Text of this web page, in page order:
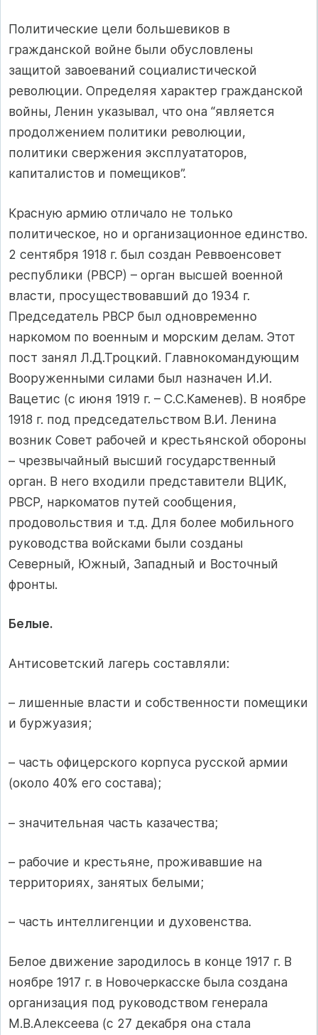
Политические цели большевиков в
гражданской войне были обусловлены
защитой завоеваний социалистической
революции. Определяя характер гражданской
войны, Ленин указывал, что она “является
продолжением политики революции,
политики свержения эксплуататоров,
капиталистов и помещиков”.
Красную армию отличало не только
политическое, но и организационное единство.
2 сентября 1918 г. был создан Реввоенсовет
республики (РВСР) – орган высшей военной
власти, просуществовавший до 1934 г.
Председатель РВСР был одновременно
наркомом по военным и морским делам. Этот
пост занял Л.Д.Троцкий. Главнокомандующим
Вооруженными силами был назначен И.И.
Вацетис (с июня 1919 г. – С.С.Каменев). В ноябре
1918 г. под председательством В.И. Ленина
возник Совет рабочей и крестьянской обороны
– чрезвычайный высший государственный
орган. В него входили представители ВЦИК,
РВСР, наркоматов путей сообщения,
продовольствия и т.д. Для более мобильного
руководства войсками были созданы
Северный, Южный, Западный и Восточный
фронты.
Белые.
Антисоветский лагерь составляли:
– лишенные власти и собственности помещики
и буржуазия;
– часть офицерского корпуса русской армии
(около 40% его состава);
– значительная часть казачества;
– рабочие и крестьяне, проживавшие на
территориях, занятых белыми;
– часть интеллигенции и духовенства.
Белое движение зародилось в конце 1917 г. В
ноябре 1917 г. в Новочеркасске была создана
организация под руководством генерала
М.В.Алексеева (с 27 декабря она стала